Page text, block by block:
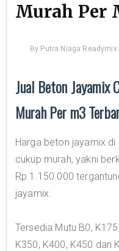
Murah Per
By Putra Niaga Readymix
Jual Beton Jayamix
Murah Per m3
Harga beton jayamix
cukup murah, yakni
Rp.1.150.000
jayamix.
Tersedia Mutu B0,
K350, K400, K450 dan